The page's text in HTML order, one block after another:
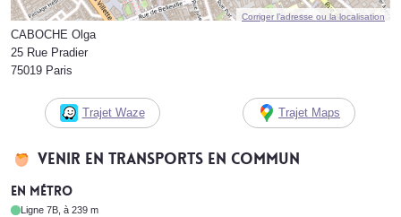
Corriger l’adresse ou la localisation
CABOCHE Olga
25 Rue Pradier
75019 Paris
Trajet Waze Trajet Maps
Venir en transports en commun
En métro
Ligne 7B, à 239 m